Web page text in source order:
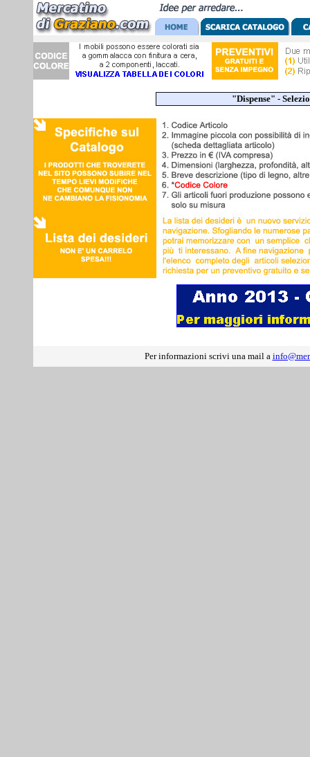
"Dispense" -
Per informazioni scrivi una mail a